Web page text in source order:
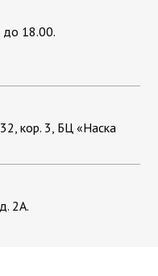
до 18.00.
кор. 3, БЦ «Наска
2А.